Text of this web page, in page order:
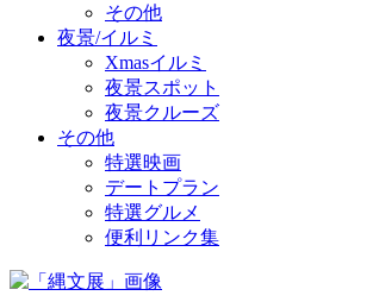
その他
夜景/イルミ
Xmasイルミ
夜景スポット
夜景クルーズ
その他
特選映画
デートプラン
特選グルメ
便利リンク集